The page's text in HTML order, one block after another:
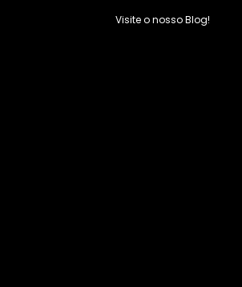
Visite o nosso Blog!